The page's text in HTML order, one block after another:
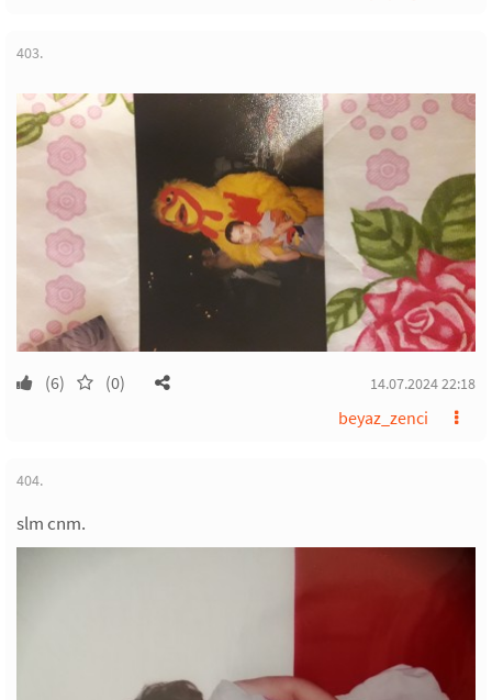
403.
(6) (0) 14.07.2024 22:18
beyaz_zenci
404.
slm cnm.